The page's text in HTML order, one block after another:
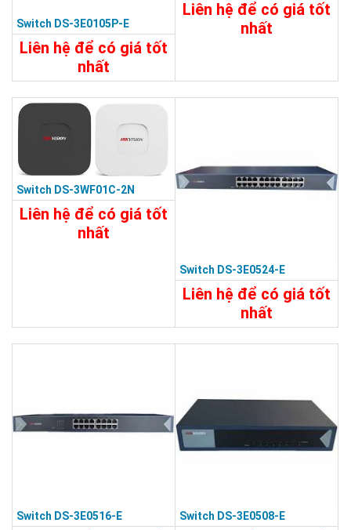
Switch DS-3E0105P-E
Liên hệ để có giá tốt
nhất
2.110.000đ
Liên hệ để có giá tốt
nhất
Switch DS-3WF01C-2N
Liên hệ để có giá tốt
nhất
Switch DS-3E0524-E
Liên hệ để có giá tốt
nhất
7.480.000đ
Switch DS-3E0516-E Switch DS-3E0508-E